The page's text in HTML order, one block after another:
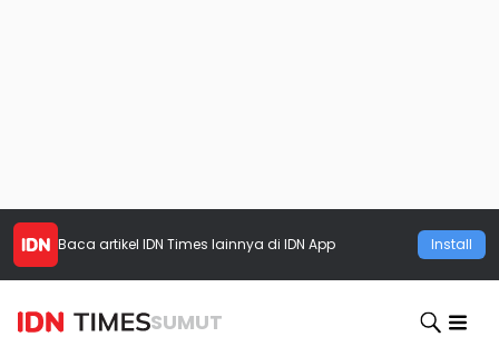
Baca artikel IDN Times lainnya di IDN App Install
SUMUT